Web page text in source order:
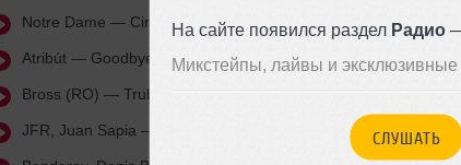
На сайте появился раздел Радио—
Микстейпы, лайвы и эксклюзивные
СЛУШАТЬ
Notre Dame — Circle of Time (Original Mix) 2021-02-19
Atribút — Goodbye (Original Mix) 2021-03-01
Bross (RO) — Trubadour Du Puentes (Original Mix) 2021-01-22
JFR, Juan Sapia — The Girl Who Stole the Stars (Original Mix)